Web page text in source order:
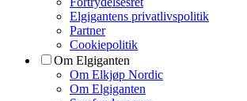
Elgigantens privatlivspolitik
Partner
Cookiepolitik
Om Elgiganten
Om Elkjøp Nordic
Om Elgiganten